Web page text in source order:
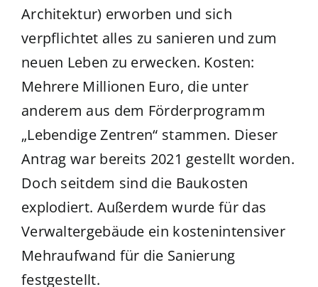
Architektur) erworben und sich
verpflichtet alles zu sanieren und zum
neuen Leben zu erwecken. Kosten:
Mehrere Millionen Euro, die unter
anderem aus dem Förderprogramm
„Lebendige Zentren“ stammen. Dieser
Antrag war bereits 2021 gestellt worden.
Doch seitdem sind die Baukosten
explodiert. Außerdem wurde für das
Verwaltergebäude ein kostenintensiver
Mehraufwand für die Sanierung
festgestellt.